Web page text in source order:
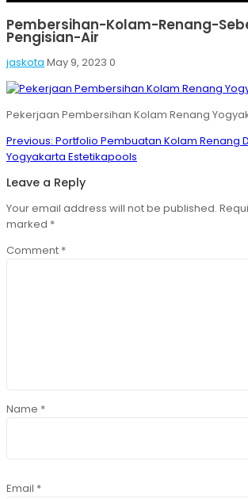
Pembersihan-Kolam-Renang-
Pengisian-Air
jaskota May 9, 2023 0
Pekerjaan Pembersihan Kolam Renang
Post
navigation
Previous: Previous
post:
Portfolio Pembuatan Kolam Renang
Yogyakarta Estetikapools
Leave a Reply
Your email address will not be published.
marked *
Comment *
Name *
Email *